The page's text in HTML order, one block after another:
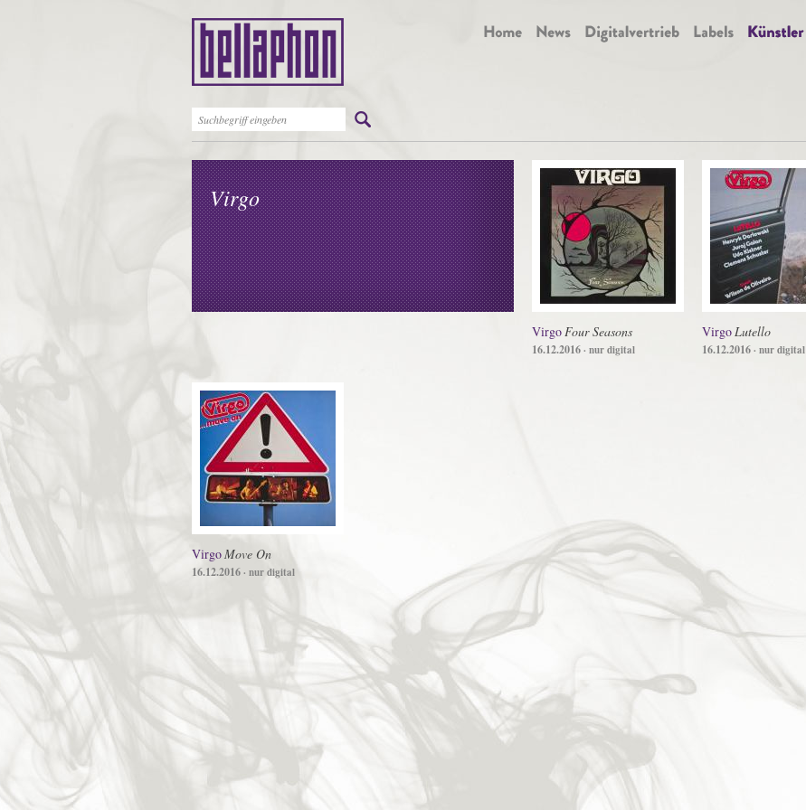
Virgo
VirgoFour Seasons
16.12.2016· nur digital
VirgoLutello
16.12.2016· nur digital
VirgoMove On
16.12.2016· nur digital